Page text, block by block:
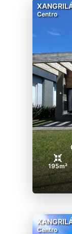
Centro
195m²
Centro